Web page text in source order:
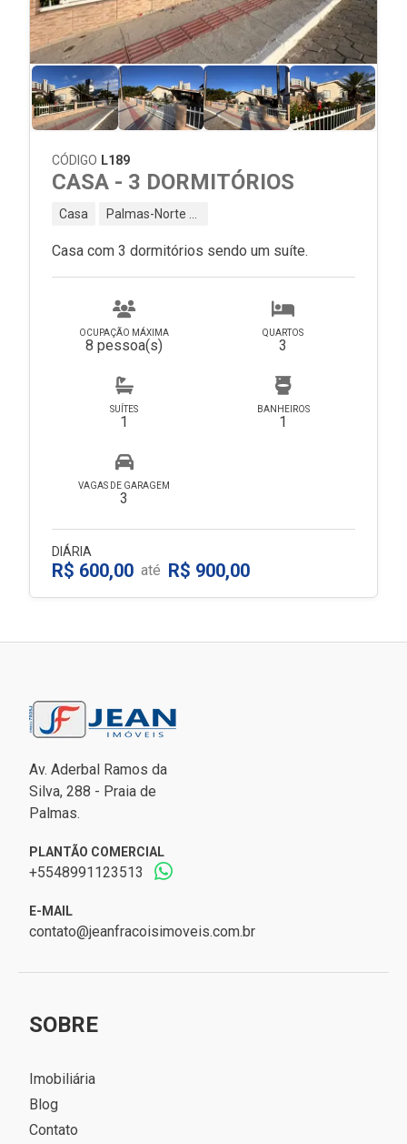
CÓDIGO L189
CASA - 3 DORMITÓRIOS
Casa
Casa com 3 dormitórios sendo um suíte.
OCUPAÇÃO MÁXIMA
8 pessoa(s)
QUARTOS
3
SUÍTES
1
BANHEIROS
1
VAGAS DE GARAGEM
3
DIÁRIA
R$ 600,00 até R$ 900,00
Av. Aderbal Ramos da
Silva, 288 - Praia de
Palmas.
PLANTÃO COMERCIAL
+5548991123513
E-MAIL
contato@jeanfracoisimoveis.com.br
SOBRE
Imobiliária
Blog
Contato